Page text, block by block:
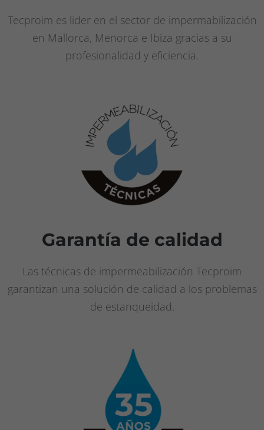
Tecproim es lider en el sector de impermabilización
en Mallorca, Menorca e Ibiza gracias a su
profesionalidad y eficiencia.
Garantía de calidad
Las técnicas de impermeabilización Tecproim
garantizan una solución de calidad a los problemas
de estanqueidad.